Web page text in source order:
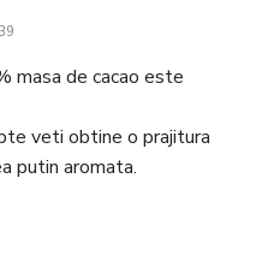
masa de cacao este
veti obtine o prajitura
putin aromata.